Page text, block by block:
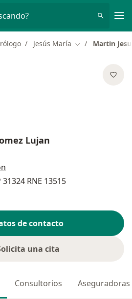
Jesús María Cambiar de
Martin
Lujan
RNE 13515
de contacto
una cita
Consultorios Aseguradoras